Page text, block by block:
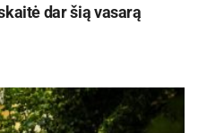
dar šią vasarą